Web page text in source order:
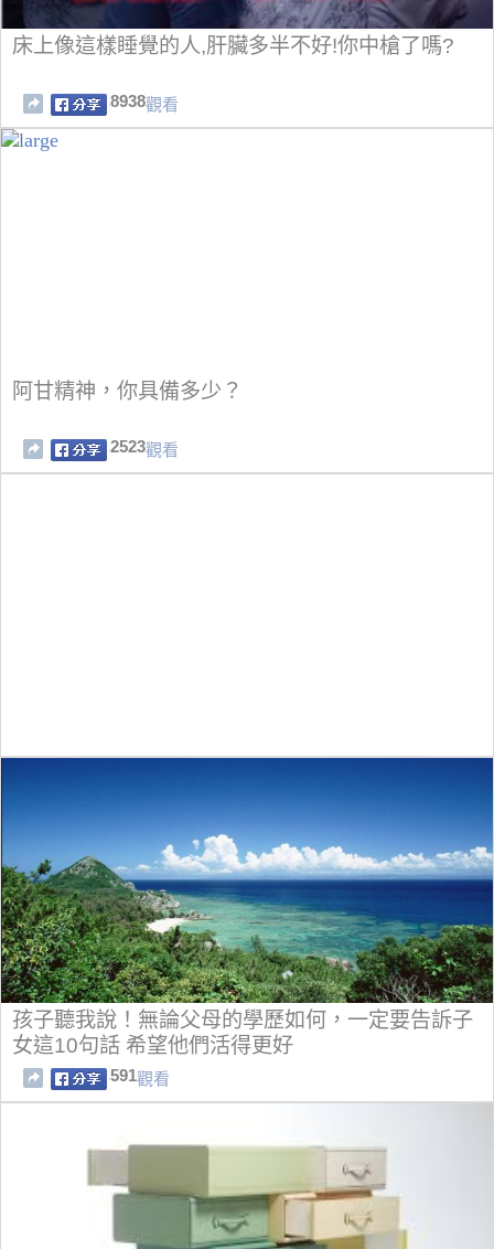
床上像這樣睡覺的人,肝臟多半不好!你中槍了嗎?
8938觀看
阿甘精神，你具備多少？
2523觀看
孩子聽我說！無論父母的學歷如何，一定要告訴子
女這10句話 希望他們活得更好
591觀看